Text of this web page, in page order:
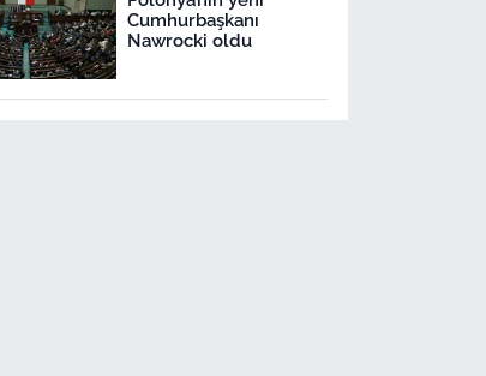
Cumhurbaşkanı
Nawrocki oldu